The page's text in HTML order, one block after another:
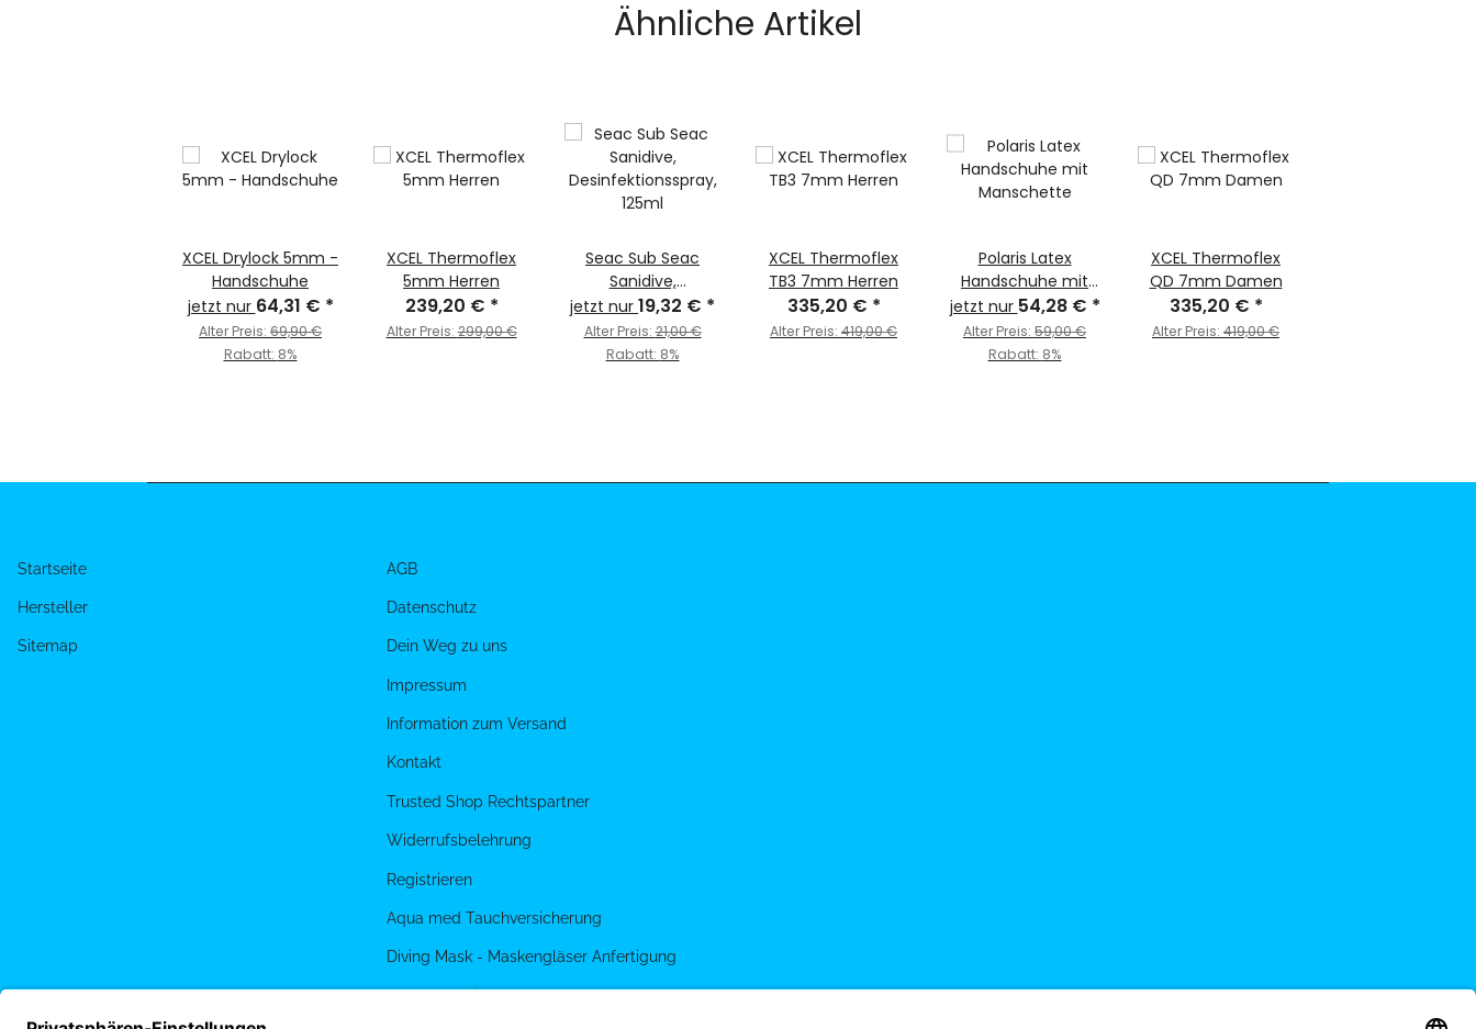
Ähnliche Artikel
XCEL Drylock 5mm -
Handschuhe
jetzt nur 64,31 € *
Alter Preis: 69,90 €
Rabatt: 8%
XCEL Thermoflex
5mm Herren
239,20 € *
Alter Preis:299,00 €
Seac Sub Seac
Sanidive,
Desinfektionsspray,
125ml
jetzt nur 19,32 € *
Alter Preis:21,00 €
Rabatt: 8%
XCEL Thermoflex
TB3 7mm Herren
335,20 € *
Alter Preis: 419,00 €
Polaris Latex
Handschuhe mit
Manschette
jetzt nur 54,28 € *
Alter Preis: 59,00 €
Rabatt: 8%
XCEL Thermoflex
QD 7mm Damen
335,20 € *
Alter Preis: 419,00 €
Startseite
Hersteller
Sitemap
AGB
Datenschutz
Dein Weg zu uns
Impressum
Information zum Versand
Kontakt
Trusted Shop Rechtspartner
Widerrufsbelehrung
Registrieren
Aqua med Tauchversicherung
Diving Mask - Maskengläser Anfertigung